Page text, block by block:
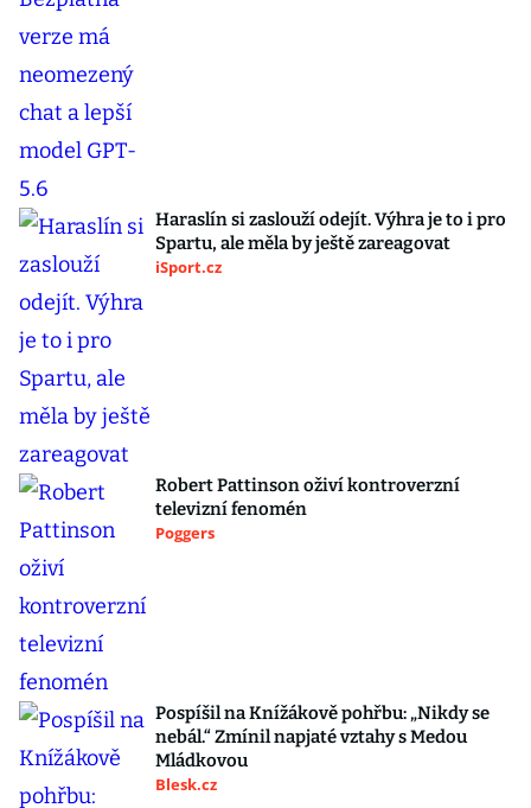
Haraslín si zaslouží odejít. Výhra je to i pro
Spartu, ale měla by ještě zareagovat
iSport.cz
Robert Pattinson oživí kontroverzní
televizní fenomén
Poggers
Pospíšil na Knížákově pohřbu: „Nikdy se
nebál.“ Zmínil napjaté vztahy s Medou
Mládkovou
Blesk.cz